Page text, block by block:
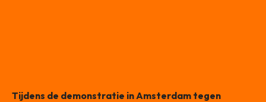
Tijdens de demonstratie in Amsterdam tegen